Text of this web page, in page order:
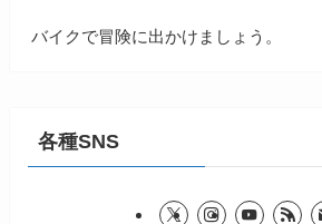
バイクで冒険に出かけましょう。
各種SNS